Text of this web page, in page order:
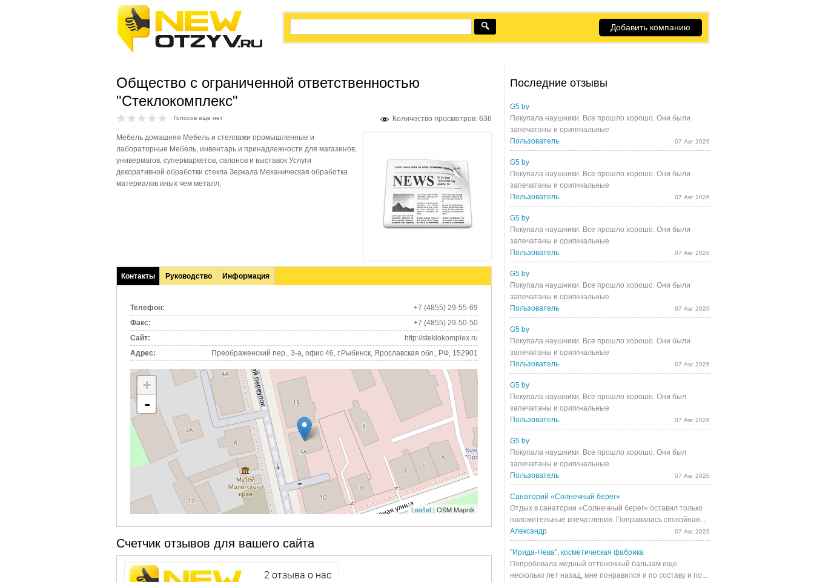
Добавить компанию
Общество с ограниченной ответственностью
"Стеклокомплекс"
Количество просмотров: 636
Голосов еще нет
Мебель домашняя Мебель и стеллажи промышленные и
лабораторные Мебель, инвентарь и принадлежности для магазинов,
универмагов, супермаркетов, салонов и выставок Услуги
декоративной обработки стекла Зеркала Механическая обработка
материалов иных чем металл,
Контакты
(активная
Руководство Информация
Телефон:
+7 (4855) 29-55-69
Факс:
+7 (4855) 29-50-50
Сайт:
http://steklokomplex.ru
Адрес:
Преображенский пер., 3-а, офис 46, г.Рыбинск, Ярославская обл., РФ, 152901
+
-
Leaflet | OSM Mapnik
Счетчик отзывов для вашего сайта
Последние отзывы
G5 by
Покупала наушники. Все прошло хорошо. Они были
запечатаны и оригинальные
Пользователь
07 Авг 2026
G5 by
Покупала наушники. Все прошло хорошо. Они были
запечатаны и оригинальные
Пользователь
07 Авг 2026
G5 by
Покупала наушники. Все прошло хорошо. Они были
запечатаны и оригинальные
Пользователь
07 Авг 2026
G5 by
Покупала наушники. Все прошло хорошо. Они были
запечатаны и оригинальные
Пользователь
07 Авг 2026
G5 by
Покупала наушники. Все прошло хорошо. Они были
запечатаны и оригинальные
Пользователь
07 Авг 2026
G5 by
Покупала наушники. Все прошло хорошо. Они был
запечатаны и оригинальные
Пользователь
07 Авг 2026
G5 by
Покупала наушники. Все прошло хорошо. Они был
запечатаны и оригинальные
Пользователь
07 Авг 2026
Санаторий «Солнечный берег»
Отдых в санатории «Солнечный берег» оставил только
положительные впечатления. Понравилась спокойная...
Александр
07 Авг 2026
"Ирида-Нева", косметическая фабрика
Попробовала медный оттеночный бальзам еще
несколько лет назад, мне понравился и по составу и по...